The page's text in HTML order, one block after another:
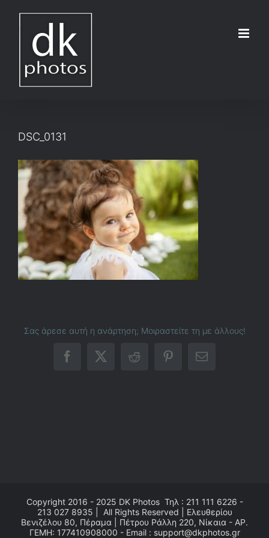
DSC_0131
Σας άρεσε αυτή η ανάρτηση; Μοιραστείτε τη με άλλους!
Facebook
X RedditPinterestEmail
Copyright 2016 - 2025 DK PhotosΤηλ : 211 111 6226 -
213 027 8935 | All Rights Reserved | Ελευθερίου
Βενιζέλου 80, Πέραμα | Πέτρου Ράλλη 220, Νίκαια - ΑΡ.
ΓΕΜΗ: 177410908000 - Email : support@dkphotos.gr